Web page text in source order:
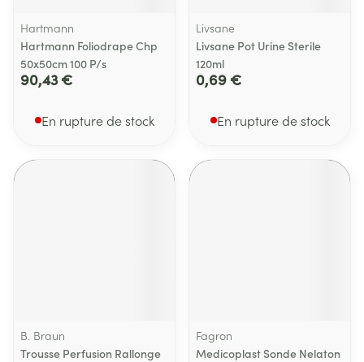
Hartmann
Hartmann Foliodrape Chp
50x50cm 100 P/s
90,43 €
En rupture de stock
Livsane
Livsane Pot Urine Sterile
120ml
0,69 €
En rupture de stock
B. Braun
Trousse Perfusion Rallonge
Fagron
Medicoplast Sonde Nelaton